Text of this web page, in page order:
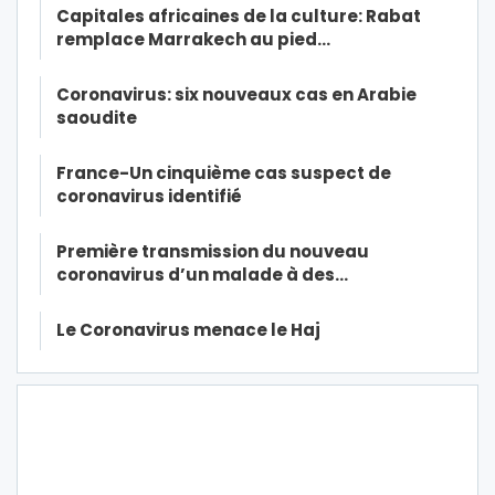
Capitales africaines de la culture: Rabat
remplace Marrakech au pied…
Coronavirus: six nouveaux cas en Arabie
saoudite
France-Un cinquième cas suspect de
coronavirus identifié
Première transmission du nouveau
coronavirus d’un malade à des…
Le Coronavirus menace le Haj